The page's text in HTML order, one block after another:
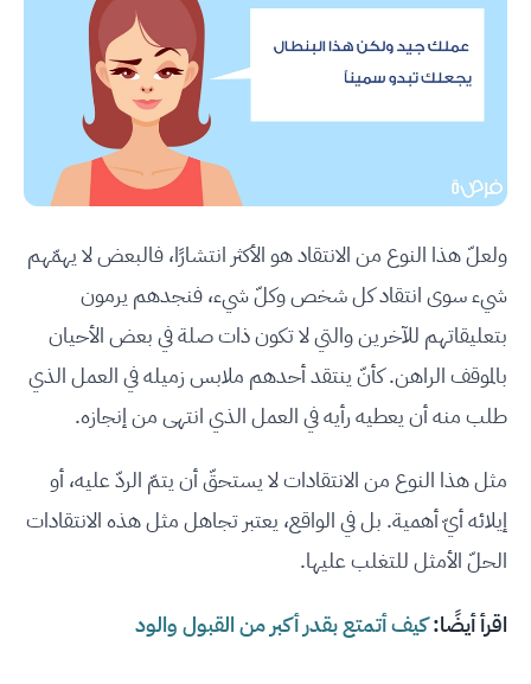
ولعلّ هذا النوع من الانتقاد هو الأكثر انتشارًا، فالبعض لا يهمّهم
شيء سوى انتقاد كل شخص وكلّ شيء، فنجدهم يرمون
بتعليقاتهم للآخرين والتي لا تكون ذات صلة في بعض الأحيان
بالموقف الراهن. كأنّ ينتقد أحدهم ملابس زميله في العمل الذي
طلب منه أن يعطيه رأيه في العمل الذي انتهى من إنجازه.
مثل هذا النوع من الانتقادات لا يستحقّ أن يتمّ الردّ عليه، أو
إيلائه أيّ أهمية. بل في الواقع، يعتبر تجاهل مثل هذه الانتقادات
الحلّ الأمثل للتغلب عليها.
اقرأ أيضًا:كيف أتمتع بقدر أكبر من القبول والود